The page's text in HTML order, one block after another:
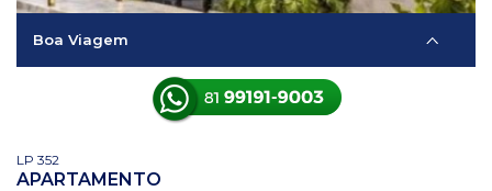
Boa Viagem
LP 352
APARTAMENTO